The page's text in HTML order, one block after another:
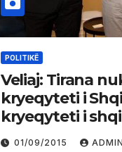
POLITIKË
Veliaj: Tirana
kryeqyteti i
kryeqyteti i
01/09/2015